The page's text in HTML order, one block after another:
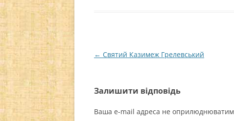
Навігація
← Святий Казимеж Грелевський
Залишити відповідь
Ваша e-mail адреса не